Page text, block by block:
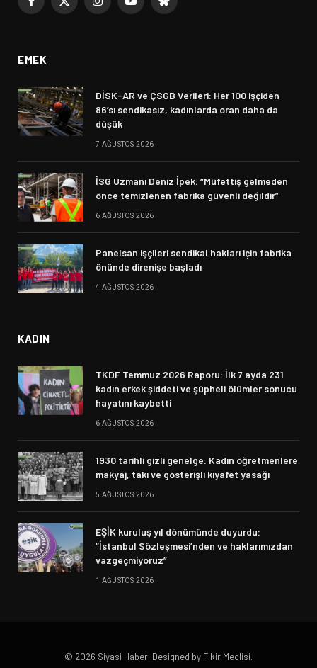
Facebook
X
InstagramYouTubeBluesky
EMEK
DİSK-AR ve ÇSGB Verileri: Her 100 işçiden
86’sı sendikasız, kadınlarda oran daha da
düşük
7 AĞUSTOS 2026
İSG Uzmanı Deniz İpek: “Müfettiş gelmeden
önce temizlenen fabrika güvenli değildir”
6 AĞUSTOS 2026
Panelsan işçileri sendikal hakları için fabrika
önünde direnişe başladı
4 AĞUSTOS 2026
KADIN
TKDF Temmuz 2026 Raporu: İlk 7 ayda 231
kadın erkek şiddeti ve şüpheli ölümler sonucu
hayatını kaybetti
6 AĞUSTOS 2026
1930 tarihli gizli genelge: Kadın öğretmenlere
makyaj, takı ve gösterişli kıyafet yasağı
5 AĞUSTOS 2026
EŞİK kuruluş yıl dönümünde duyurdu:
“İstanbul Sözleşmesi’nden ve haklarımızdan
vazgeçmiyoruz”
1 AĞUSTOS 2026
© 2026 Siyasi Haber. Designed by Fikir Meclisi.